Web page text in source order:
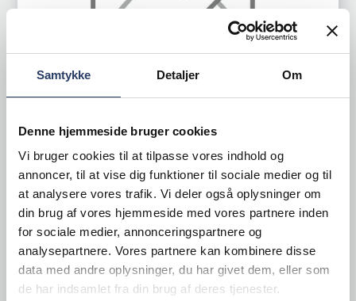
Samtykke Detaljer Om
Denne hjemmeside bruger cookies
Vi bruger cookies til at tilpasse vores indhold og
annoncer, til at vise dig funktioner til sociale medier og til
at analysere vores trafik. Vi deler også oplysninger om
din brug af vores hjemmeside med vores partnere inden
for sociale medier, annonceringspartnere og
analysepartnere. Vores partnere kan kombinere disse
data med andre oplysninger, du har givet dem, eller som
de har indsamlet fra din brug af deres tjenester.
Adelmann
Bøfformer KD1
Ø: 85 mm 120 G
Grå Aluminium
Varenr.22176002
Bestillingsvare - Forventet leveringstid 14 hverdage